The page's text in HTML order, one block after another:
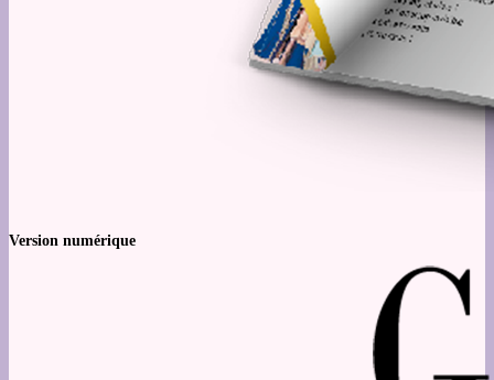
Version numérique